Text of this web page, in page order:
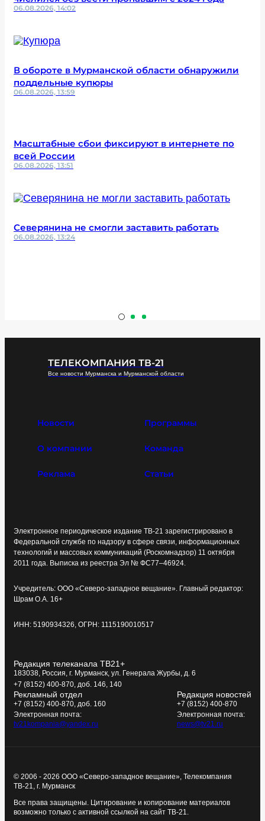
06.08.2026, 14:02
В обороте в Мурманской области обнаружили
поддельные купюры
06.08.2026, 13:59
Масштабные сбои фиксируют в интернете по
всей России
06.08.2026, 13:51
Северянина не смогли заставить работать
06.08.2026, 13:24
ТЕЛЕКОМПАНИЯ ТВ-21
Все новости Мурманска и Мурманской области
Новости Программы
О компании Команда
Реклама Статьи
Электронное периодическое издание ТВ-21 зарегистрировано в
Федеральной службе по надзору в сфере связи, информационных
технологий и массовых коммуникаций (Роскомнадзор) 11 октября
2011 года. Выписка из реестра Эл № ФС77–46924.
Учредитель: ООО «Северо-западное вещание». Главный редактор:
Шрам О.А. 16+
ИНН: 5190934326, ОГРН: 1115190010517
Редакция телеканала ТВ21+
183038, Россия, г. Мурманск, ул. Генерала Журбы, д. 6
+7 (8152) 400-870, доб. 146, 140
Рекламный отдел
+7 (8152) 400-870, доб. 160
Электронная почта:
tv21kompania@yandex.ru
Редакция новостей
+7 (8152) 400-870
Электронная почта:
news@tv21.ru
© 2006 - 2026 ООО «Северо-западное вещание», Телекомпания
ТВ-21, г. Мурманск
Все права защищены. Цитирование и копирование материалов
возможно только с активной ссылкой на сайт ТВ-21.